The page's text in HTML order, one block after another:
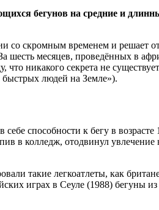
бегунов на средние и
со скромным временем и решает
месяцев, проведённых в
никакого секрета не
быстрых людей на Земле»).
способности к бегу в возрасте
в колледж, отодвинул
такие легкоатлеты, как
играх в Сеуле (1988) бегуны из